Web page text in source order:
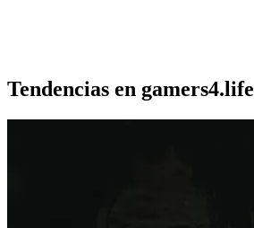
Tendencias en gamers4.life